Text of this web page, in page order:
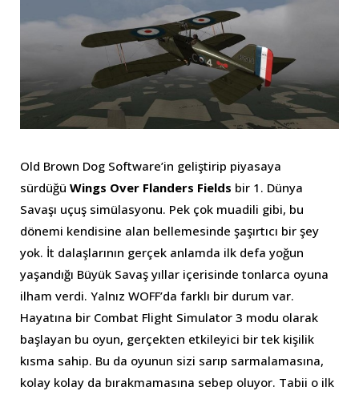
Old Brown Dog Software’in geliştirip piyasaya
sürdüğü Wings Over Flanders Fields bir 1. Dünya
Savaşı uçuş simülasyonu. Pek çok muadili gibi, bu
dönemi kendisine alan bellemesinde şaşırtıcı bir şey
yok. İt dalaşlarının gerçek anlamda ilk defa yoğun
yaşandığı Büyük Savaş yıllar içerisinde tonlarca oyuna
ilham verdi. Yalnız WOFF’da farklı bir durum var.
Hayatına bir Combat Flight Simulator 3 modu olarak
başlayan bu oyun, gerçekten etkileyici bir tek kişilik
kısma sahip. Bu da oyunun sizi sarıp sarmalamasına,
kolay kolay da bırakmamasına sebep oluyor. Tabii o ilk